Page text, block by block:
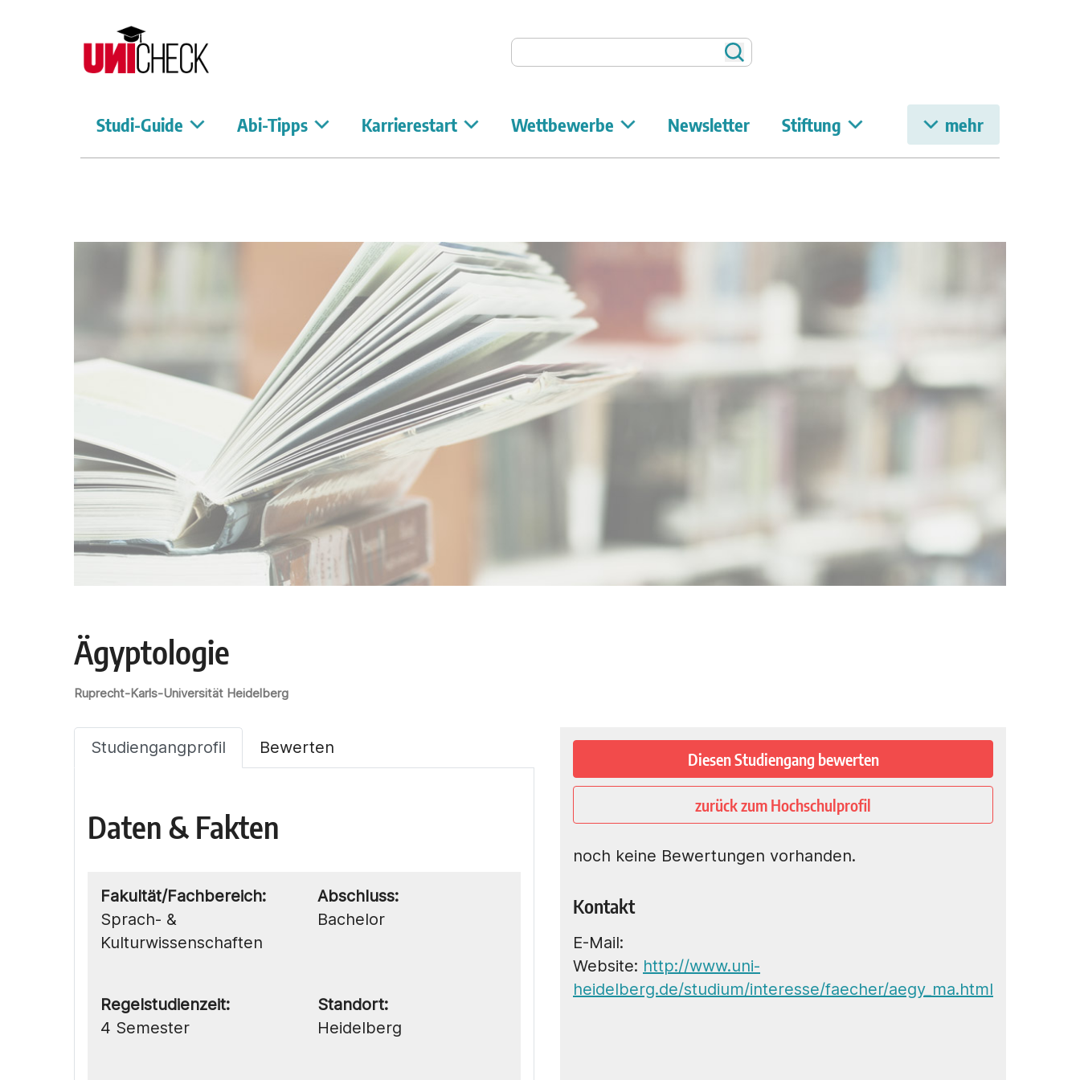
Auf Unicum suchen Suchen
Studi-Guide Abi-Tipps Karrierestart Wettbewerbe Newsletter Stiftung mehr
Ägyptologie
Ruprecht-Karls-Universität Heidelberg
Studiengangprofil Bewerten
Daten & Fakten
Fakultät/Fachbereich:
Sprach- &
Kulturwissenschaften
Abschluss:
Bachelor
Regelstudienzeit:
4 Semester
Standort:
Heidelberg
Diesen Studiengang bewerten
zurück zum Hochschulprofil
noch keine Bewertungen vorhanden.
Kontakt
E-Mail:
Website: http://www.uni-
heidelberg.de/studium/interesse/faecher/aegy_ma.html